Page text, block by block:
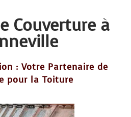
Couverture à
: Votre Partenaire de
pour la Toiture